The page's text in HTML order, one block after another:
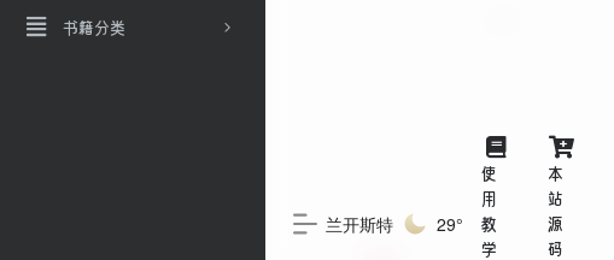
书籍分类
兰开斯特 29°
使
用
教
学
本
站
源
码